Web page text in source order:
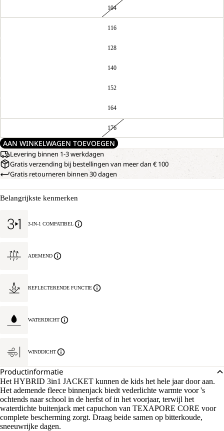
104
116
128
140
152
164
176
AAN WINKELWAGEN TOEVOEGEN
Levering binnen 1-3 werkdagen
Gratis verzending bij bestellingen van meer dan € 100
Gratis retourneren binnen 30 dagen
Belangrijkste kenmerken
3-IN-1 COMPATIBEL
ADEMEND
REFLECTERENDE FUNCTIE
WATERDICHT
WINDDICHT
Productinformatie
Het HYBRID 3in1 JACKET kunnen de kids het hele jaar door aan.
Het ademende fleece binnenjack biedt vederlichte warmte voor 's
ochtends naar school in de herfst of in het voorjaar, terwijl het
waterdichte buitenjack met capuchon van TEXAPORE CORE voor
complete bescherming zorgt. Draag beide samen op bitterkoude,
sneeuwrijke dagen.